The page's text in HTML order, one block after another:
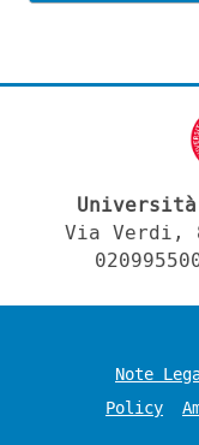
Via Verdi,
Note
Policy